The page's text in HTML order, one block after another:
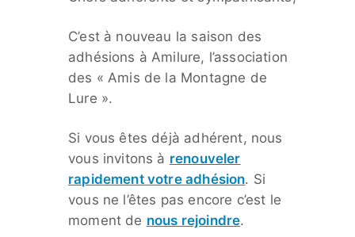
C’est à nouveau la saison des
adhésions à Amilure, l’association
des « Amis de la Montagne de
Lure ».
Si vous êtes déjà adhérent, nous
vous invitons à renouveler
rapidement votre adhésion. Si
vous ne l’êtes pas encore c’est le
moment de nous rejoindre.